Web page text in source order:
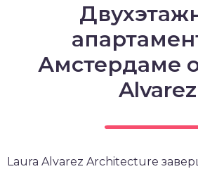
Амстердаме
Alvarez
Laura Alvarez Architecture